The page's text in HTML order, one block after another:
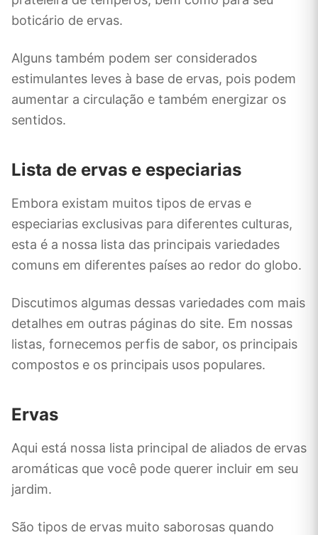
boticário de ervas.
Alguns também podem ser considerados
estimulantes leves à base de ervas, pois podem
aumentar a circulação e também energizar os
sentidos.
Lista de ervas e especiarias
Embora existam muitos tipos de ervas e
especiarias exclusivas para diferentes culturas,
esta é a nossa lista das principais variedades
comuns em diferentes países ao redor do globo.
Discutimos algumas dessas variedades com mais
detalhes em outras páginas do site. Em nossas
listas, fornecemos perfis de sabor, os principais
compostos e os principais usos populares.
Ervas
Aqui está nossa lista principal de aliados de ervas
aromáticas que você pode querer incluir em seu
jardim.
São tipos de ervas muito saborosas quando